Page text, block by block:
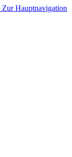
Zur Hauptnavigation